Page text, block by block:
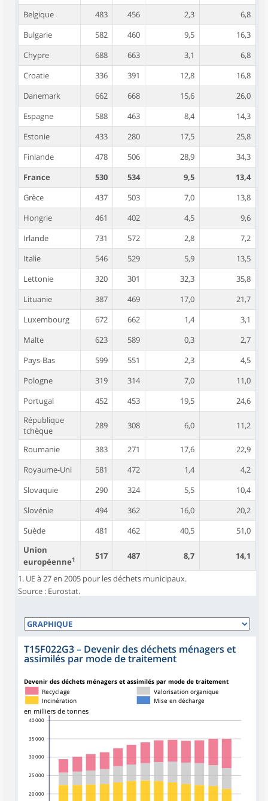
Belgique
483 456 2,3
6,8
Bulgarie
582 460 9,5
16,3
Chypre
688 663 3,1
6,8
Croatie
336 391 12,8
16,8
Danemark
662 668 15,6
26,0
Espagne
588 463 8,4
14,3
Estonie
433 280 17,5
25,8
Finlande
478 506 28,9
34,3
France
530 534 9,5
13,4
Grèce
437 503 7,0
13,8
Hongrie
461 402 4,5
9,6
Irlande
731 572 2,8
7,2
Italie
546 529 5,9
13,5
Lettonie
320 301 32,3
35,8
Lituanie
387 469 17,0
21,7
Luxembourg
672 662 1,4
3,1
Malte
623 589 0,3
2,7
Pays-Bas
599 551 2,3
4,5
Pologne
319 314 7,0
11,0
Portugal
452 453 19,5
24,6
République
tchèque
289 308 6,0 11,2
Roumanie 383 271 17,6
22,9
Royaume-Uni
581 472 1,4
4,2
Slovaquie
290 324 5,5
10,4
Slovénie
494 362 16,0
20,2
Suède
481 462 40,5
51,0
Union
européenne1 517 487 8,7 14,1
1. UE à 27 en 2005 pour les déchets municipaux.
Source : Eurostat.
T15F022G3– Devenir des déchets ménagers et
assimilés par mode de traitement
Devenir des déchets ménagers et assimilés par mode de traitement
20 000
25 000
30 000
35 000
40 000
en milliers de tonnes
Mise en décharge
Incinération
Valorisation organique
Recyclage